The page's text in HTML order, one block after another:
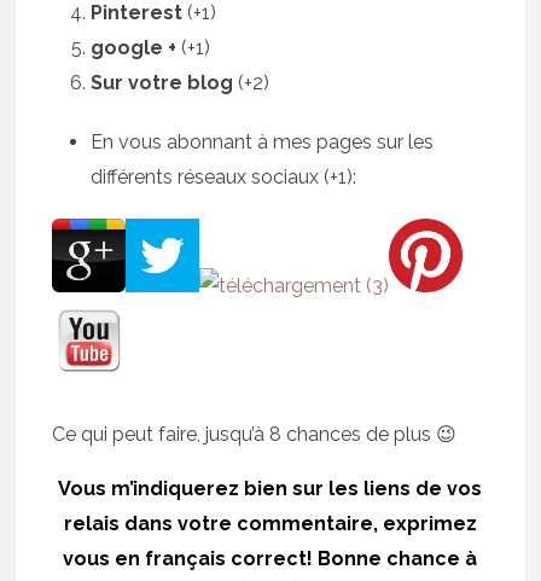
Pinterest (+1)
google + (+1)
Sur votre blog (+2)
En vous abonnant à mes pages sur les
différents réseaux sociaux (+1):
Ce qui peut faire, jusqu’à 8 chances de plus 😉
Vous m’indiquerez bien sur les liens de vos
relais dans votre commentaire, exprimez
vous en français correct! Bonne chance à